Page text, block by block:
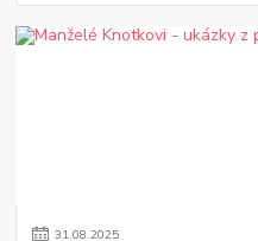
31.08.2025